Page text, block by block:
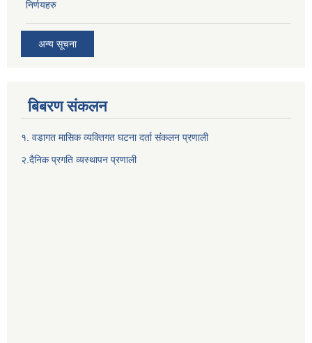
निर्णयहरु
अन्य सूचना
बिबरण संकलन
१. वडागत मासिक व्यक्तिगत घटना दर्ता संकलन प्रणाली
२.दैनिक प्रगति व्यस्थापन प्रणाली